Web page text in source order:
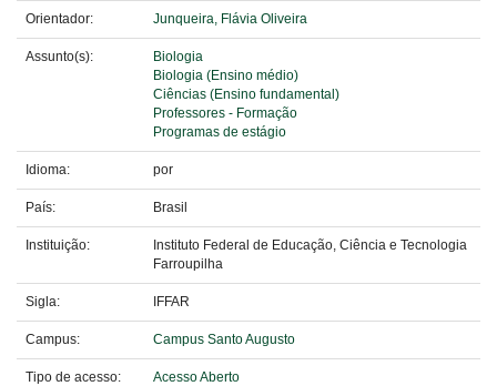
Orientador: Junqueira, Flávia Oliveira
Assunto(s):
Biologia
Biologia (Ensino médio)
Ciências (Ensino fundamental)
Professores - Formação
Programas de estágio
Idioma: por
País: Brasil
Instituição:
Instituto Federal de Educação, Ciência e Tecnologia
Farroupilha
Sigla: IFFAR
Campus: Campus Santo Augusto
Tipo de acesso: Acesso Aberto